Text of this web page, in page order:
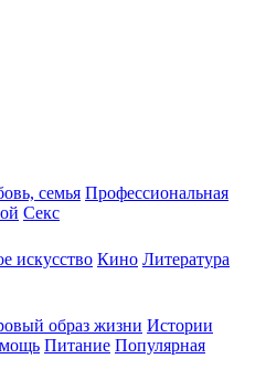
семья Профессиональная
Секс
искусство Кино Литература
образ жизни Истории
Питание Популярная